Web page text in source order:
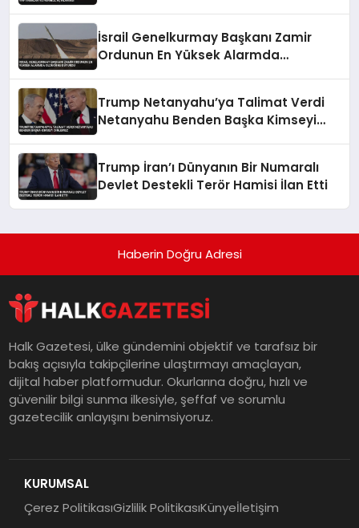
İsrail Genelkurmay Başkanı Zamir
Ordunun En Yüksek Alarmda
Trump Netanyahu’ya Talimat Verdi
Netanyahu Benden Başka Kimseyi
Trump İran’ı Dünyanın Bir Numaralı
Devlet Destekli Terör Hamisi İlan Etti
Haberin Doğru Adresi
Halk Gazetesi, ülke gündemini objektif ve tarafsız bir
bakış açısıyla takipçilerine ulaştırmayı amaçlayan,
dijital haber platformudur. Okurlarına doğru, hızlı ve
güvenilir bilgi sunma ilkesiyle, şeffaf ve sorumlu
gazetecilik anlayışını benimsiyoruz.
KURUMSAL
Çerez PolitikasıGizlilik PolitikasıKünyeİletişim